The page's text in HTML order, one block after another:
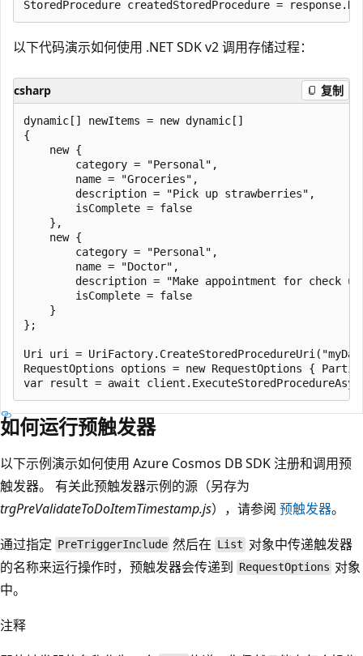
以下代码演示如何使用 .NET SDK v2 调用存储过程：
csharp 复制
dynamic[] newItems = new dynamic[]
{
    new {
        category = "Personal",
        name = "Groceries",
        description = "Pick up strawberries",
        isComplete = false
    },
    new {
        category = "Personal",
        name = "Doctor",
description = "Make appointment for check
        isComplete = false
    }
};
Uri uri =
RequestOptions options = new RequestOptions {
如何运行预触发器
以下示例演示如何使用 Azure Cosmos DB SDK 注册和调用预
触发器。 有关此预触发器示例的源（另存为
trgPreValidateToDoItemTimestamp.js），请参阅 预触发器。
通过指定 PreTriggerInclude 然后在 List 对象中传递触发器
的名称来运行操作时，预触发器会传递到 RequestOptions 对象
中。
注释